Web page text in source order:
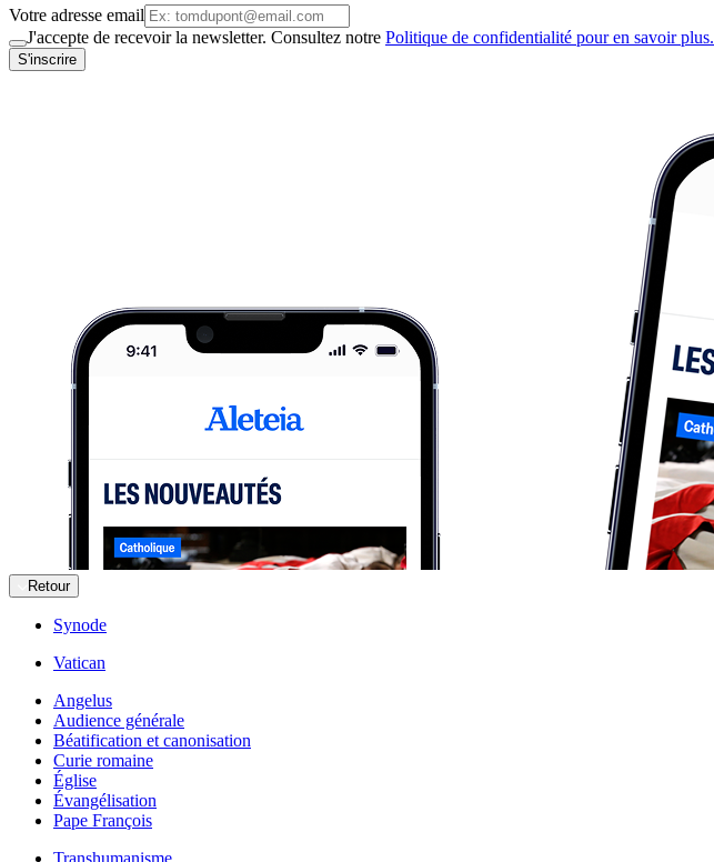
Votre adresse email
J'accepte de recevoir la newsletter. Consultez notre Politique de confidentialité pour en savoir plus.
S'inscrire
Retour
Synode
Vatican
Angelus
Audience générale
Béatification et canonisation
Curie romaine
Église
Évangélisation
Pape François
Transhumanisme